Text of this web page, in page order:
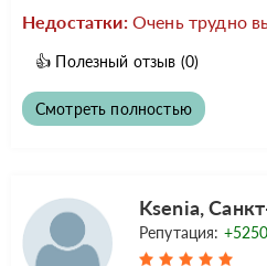
Недостатки: Очень трудно
👍 Полезный отзыв (0)
Смотреть полностью
Ksenia,
Репутация: +5250